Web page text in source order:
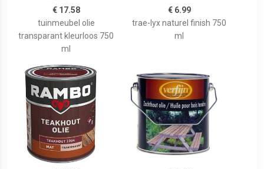
€ 17.58
tuinmeubel olie
transparant kleurloos 750
ml
€ 6.99
trae-lyx naturel finish 750
ml